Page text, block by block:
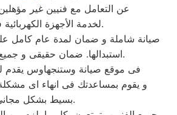
عن التعامل مع فنيين غير
لخدمة الأجهزة الكهربائية فى مصر.
صيانة شاملة و ضمان لمدة عام كامل
استبدالها. ضمان حقيقى و جميع القطع اصلية.
فى موقع صيانة وستنجهاوس يقدم
و يقوم بمساعدتك فى انهاء اى
بسيط بشكل مجانى.